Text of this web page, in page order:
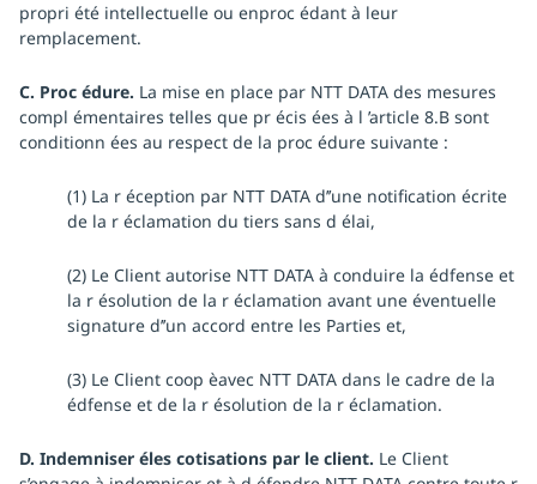
propri été intellectuelle ou enproc édant à leur
remplacement.
C. Proc édure. La mise en place par NTT DATA des mesures
compl émentaires telles que pr écis ées à l ’article 8.B sont
conditionn ées au respect de la proc édure suivante :
(1) La r éception par NTT DATA d’’une notification écrite
de la r éclamation du tiers sans d élai,
(2) Le Client autorise NTT DATA à conduire la édfense et
la r ésolution de la r éclamation avant une éventuelle
signature d’’un accord entre les Parties et,
(3) Le Client coop èavec NTT DATA dans le cadre de la
édfense et de la r ésolution de la r éclamation.
D. Indemniser éles cotisations par le client. Le Client